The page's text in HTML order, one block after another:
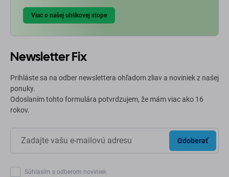
Viac o našej uhlíkovej stope
Newsletter Fix
Prihláste sa na odber newslettera ohľadom zliav a noviniek z našej
ponuky.
Odoslaním tohto formulára potvrdzujem, že mám viac ako 16
rokov.
Odoberať
Súhlasím s odberom noviniek